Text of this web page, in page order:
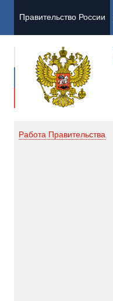
Правительство России
Работа Правительства